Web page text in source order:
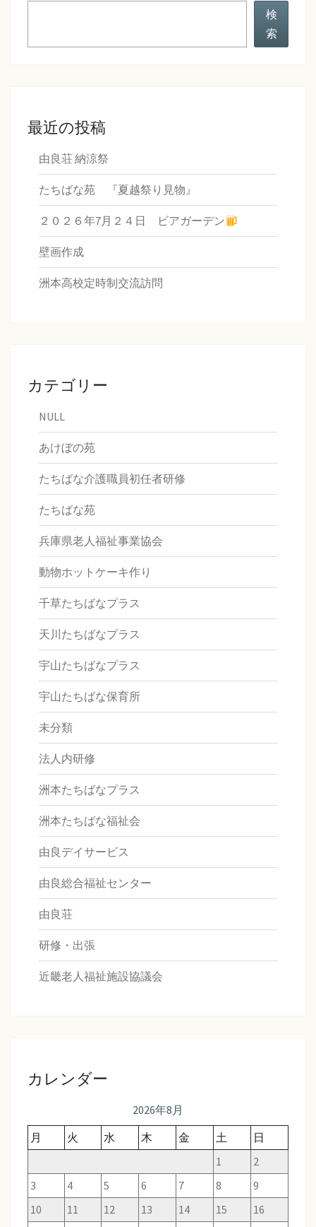
検
索
最近の投稿
由良荘 納涼祭
たちばな苑 『夏越祭り見物』
２０２６年7月２４日 ビアガーデン
壁画作成
洲本高校定時制交流訪問
カテゴリー
NULL
あけぼの苑
たちばな介護職員初任者研修
たちばな苑
兵庫県老人福祉事業協会
動物ホットケーキ作り
千草たちばなプラス
天川たちばなプラス
宇山たちばなプラス
宇山たちばな保育所
未分類
法人内研修
洲本たちばなプラス
洲本たちばな福祉会
由良デイサービス
由良総合福祉センター
由良荘
研修・出張
近畿老人福祉施設協議会
カレンダー
2026年8月
月
火 水 木 金 土
日
1
2
3
4 5 6 7 8
9
10
11 12 13 14 15
16